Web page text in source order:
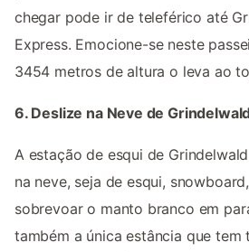
chegar pode ir de teleférico até
Express. Emocione-se neste
3454 metros de altura o leva ao
6. Deslize na Neve de
A estação de esqui de
na neve, seja de esqui,
sobrevoar o manto branco em
também a única estância que tem